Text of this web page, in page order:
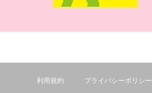
利用規約 プライバシーポリシー